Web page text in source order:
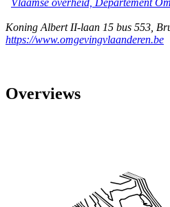
Koning Albert II-laan 15 bus 553
https://www.omgevingvlaanderen.be
Overviews